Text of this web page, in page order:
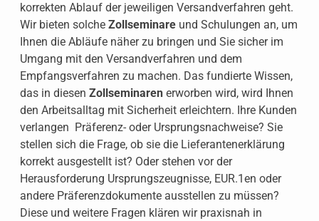
korrekten Ablauf der jeweiligen Versandverfahren geht.
Wir bieten solche Zollseminareund Schulungen an, um
Ihnen die Abläufe näher zu bringen und Sie sicher im
Umgang mit den Versandverfahren und dem
Empfangsverfahren zu machen. Das fundierte Wissen,
das in diesen Zollseminarenerworben wird, wird Ihnen
den Arbeitsalltag mit Sicherheit erleichtern. Ihre Kunden
verlangen Präferenz- oder Ursprungsnachweise? Sie
stellen sich die Frage, ob sie die Lieferantenerklärung
korrekt ausgestellt ist? Oder stehen vor der
Herausforderung Ursprungszeugnisse, EUR.1en oder
andere Präferenzdokumente ausstellen zu müssen?
Diese und weitere Fragen klären wir praxisnah in